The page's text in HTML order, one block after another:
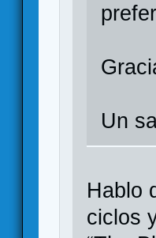
Un
Hablo
ciclos